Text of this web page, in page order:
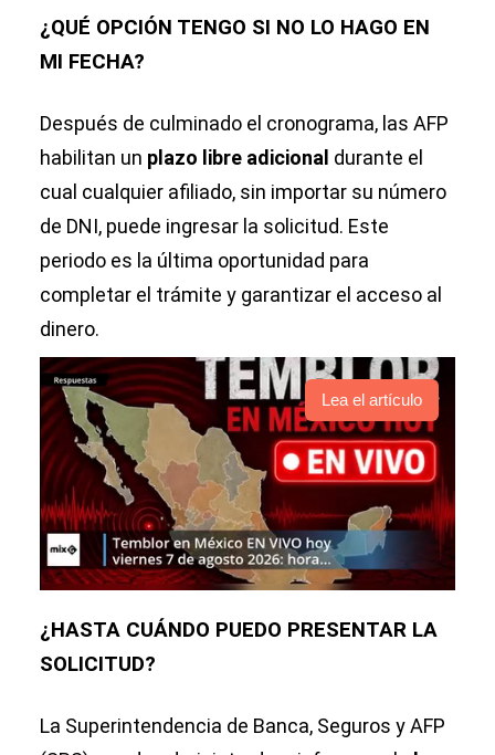
¿QUÉ OPCIÓN TENGO SI NO LO HAGO EN
MI FECHA?
Después de culminado el cronograma, las AFP
habilitan un plazo libre adicional durante el
cual cualquier afiliado, sin importar su número
de DNI, puede ingresar la solicitud. Este
periodo es la última oportunidad para
completar el trámite y garantizar el acceso al
dinero.
Lea el artículo
¿HASTA CUÁNDO PUEDO PRESENTAR LA
SOLICITUD?
La Superintendencia de Banca, Seguros y AFP